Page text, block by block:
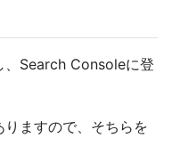
、Search Consoleに登
ますので、そちらを